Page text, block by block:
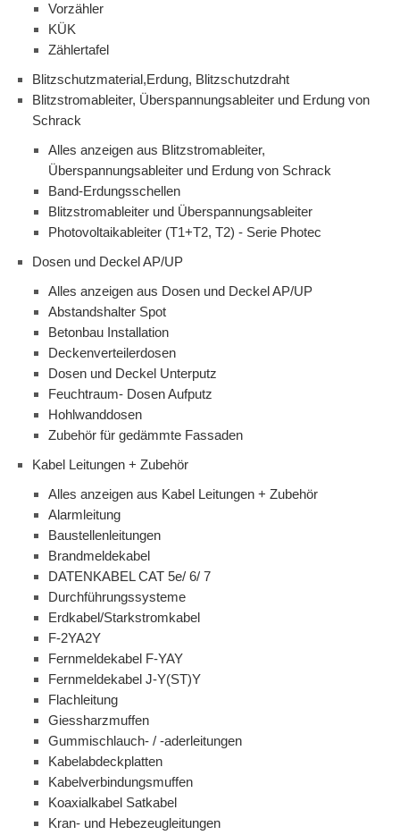
Vorzähler
KÜK
Zählertafel
Blitzschutzmaterial,Erdung, Blitzschutzdraht
Blitzstromableiter, Überspannungsableiter und Erdung von
Schrack
Alles anzeigen aus Blitzstromableiter,
Überspannungsableiter und Erdung von Schrack
Band-Erdungsschellen
Blitzstromableiter und Überspannungsableiter
Photovoltaikableiter (T1+T2, T2) - Serie Photec
Dosen und Deckel AP/UP
Alles anzeigen aus Dosen und Deckel AP/UP
Abstandshalter Spot
Betonbau Installation
Deckenverteilerdosen
Dosen und Deckel Unterputz
Feuchtraum- Dosen Aufputz
Hohlwanddosen
Zubehör für gedämmte Fassaden
Kabel Leitungen + Zubehör
Alles anzeigen aus Kabel Leitungen + Zubehör
Alarmleitung
Baustellenleitungen
Brandmeldekabel
DATENKABEL CAT 5e/ 6/ 7
Durchführungssysteme
Erdkabel/Starkstromkabel
F-2YA2Y
Fernmeldekabel F-YAY
Fernmeldekabel J-Y(ST)Y
Flachleitung
Giessharzmuffen
Gummischlauch- / -aderleitungen
Kabelabdeckplatten
Kabelverbindungsmuffen
Koaxialkabel Satkabel
Kran- und Hebezeugleitungen